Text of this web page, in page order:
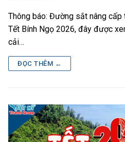
Thông báo: Đường sắt nâng
Tết Bính Ngọ 2026, đây được
cải…
ĐỌC THÊM ←